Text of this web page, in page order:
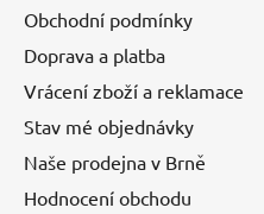
Obchodní podmínky
Doprava a platba
Vrácení zboží a reklamace
Stav mé objednávky
Naše prodejna v Brně
Hodnocení obchodu